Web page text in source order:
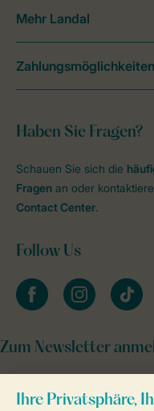
Haben Sie Fragen?
Schauen Sie sich die
Fragen an oder
Contact Center.
Follow Us
facebookinstagramtiktok
Zum Newsletter
Mehr Landal
Zahlungsmöglichkeiten